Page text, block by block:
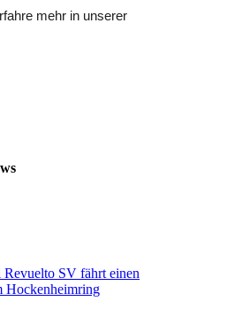
mehr in unserer
SV fährt einen
Hockenheimring